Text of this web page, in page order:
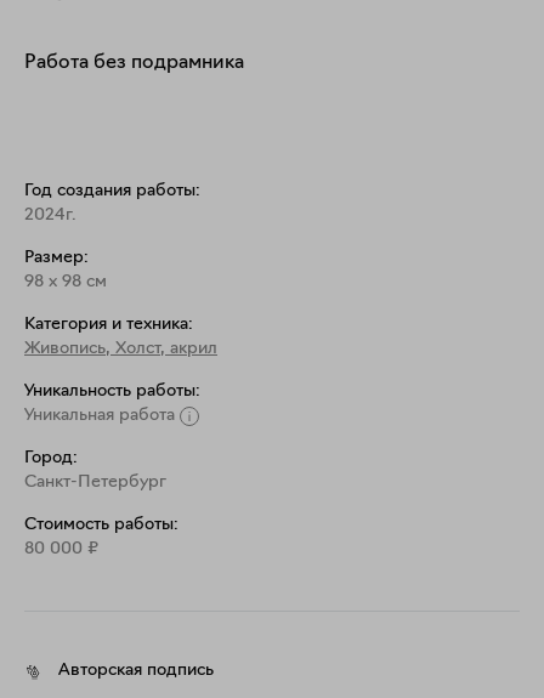
Работа без подрамника
Год создания работы:
2024г.
Размер:
98 x 98 см
Категория и техника:
Живопись, Холст, акрил
Уникальность работы:
Уникальная работа
Город:
Санкт-Петербург
Стоимость работы:
80 000 ₽
Авторская подпись